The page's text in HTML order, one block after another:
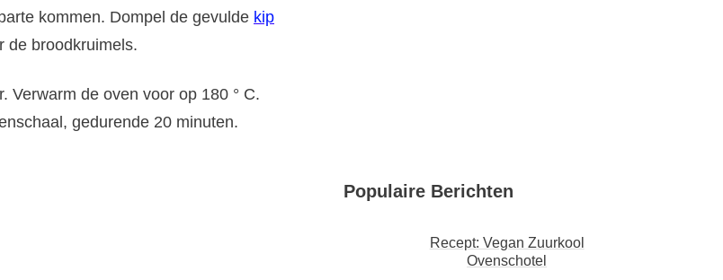
kommen. Dompel de gevulde kip
de broodkruimels.
Verwarm de oven voor op 180 ° C.
gedurende 20 minuten.
Populaire Berichten
Recept: Vegan Zuurkool
Ovenschotel